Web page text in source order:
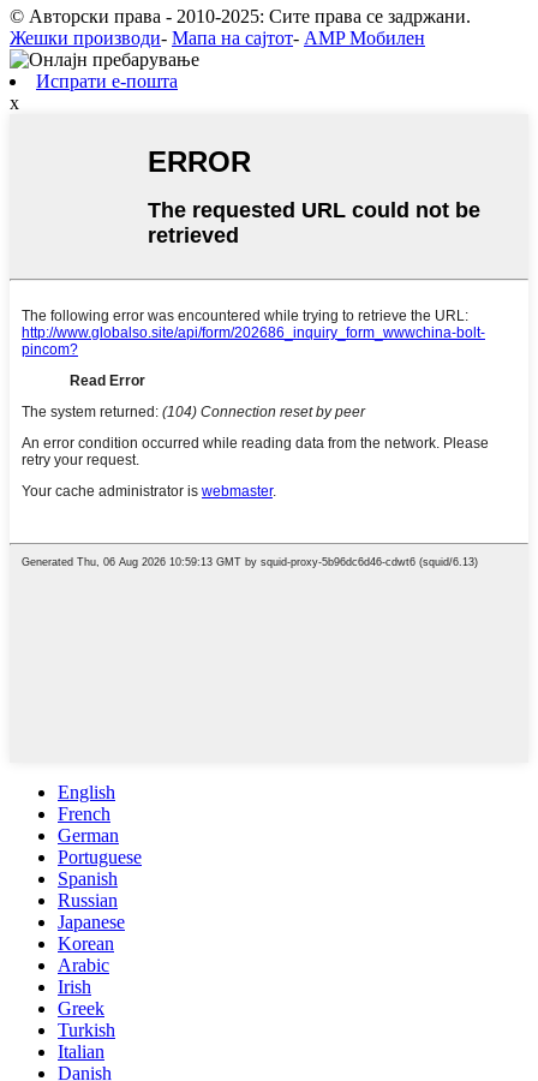
© Авторски права - 2010-2025: Сите права се задржани.
Жешки производи- Мапа на сајтот- AMP Мобилен
Испрати е-пошта
x
English
French
German
Portuguese
Spanish
Russian
Japanese
Korean
Arabic
Irish
Greek
Turkish
Italian
Danish